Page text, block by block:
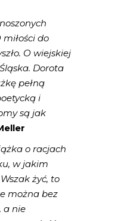
do
O wiejskiej
Dorota
pełną
i
są jak
o racjach
w jakim
żyć, to
można bez
a nie